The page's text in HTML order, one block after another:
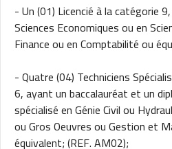
- Un (01) Licencié à la catégorie
Sciences Economiques ou en
Finance ou en Comptabilité ou
- Quatre (04) Techniciens
6, ayant un baccalauréat et un
spécialisé en Génie Civil ou
ou Gros Oeuvres ou Gestion et
équivalent; (REF. AM02);